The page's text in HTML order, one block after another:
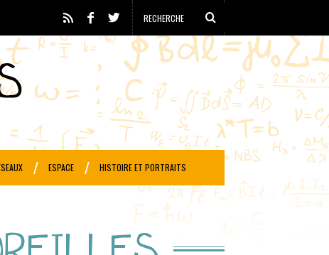
ESPACE HISTOIRE ET PORTRAITS